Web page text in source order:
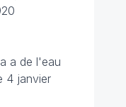
a de l'eau
4 janvier